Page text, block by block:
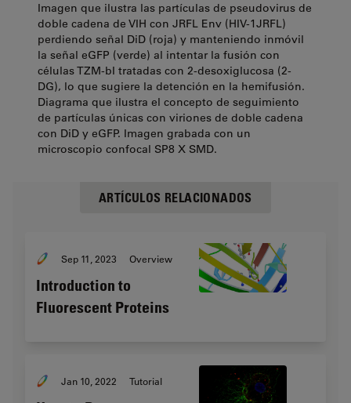
Imagen que ilustra las partículas de pseudovirus de
doble cadena de VIH con JRFL Env (HIV-1JRFL)
perdiendo señal DiD (roja) y manteniendo inmóvil
la señal eGFP (verde) al intentar la fusión con
células TZM-bI tratadas con 2-desoxiglucosa (2-
DG), lo que sugiere la detención en la hemifusión.
Diagrama que ilustra el concepto de seguimiento
de partículas únicas con viriones de doble cadena
con DiD y eGFP. Imagen grabada con un
microscopio confocal SP8 X SMD.
ARTÍCULOS RELACIONADOS
Sep 11, 2023 Overview
Introduction to
Fluorescent Proteins
Jan 10, 2022 Tutorial